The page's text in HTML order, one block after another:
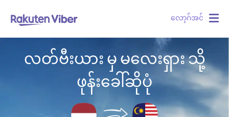
လော့ဂ်အင်
လတ်ဗီးယား မှ မလေးရှား သို့
ဖုန်းခေါ်ဆိုပုံ